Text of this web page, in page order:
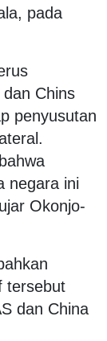
pada
Chins
penyusutan
negara ini
Okonjo-
tersebut
dan China